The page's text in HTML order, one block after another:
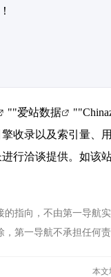
""爱站数据 ""
收录以及索引量、
行洽谈提供。如该
指向，不由第一导航
第一导航不承担任何责
本文